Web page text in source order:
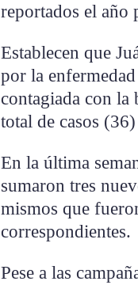
reportados el año
Establecen que
por la
contagiada con la
total de casos
En la última
sumaron tres
mismos que
correspondientes.
Pese a las